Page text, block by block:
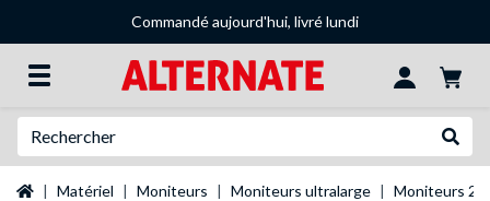
Commandé aujourd'hui, livré lundi
Page d'accueil
Matériel Moniteurs Moniteurs ultralarge Moniteurs